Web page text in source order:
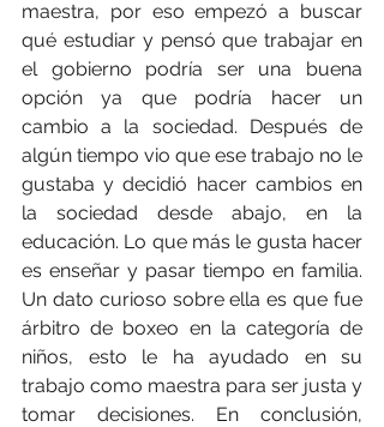
maestra, por eso empezó a buscar
qué estudiar y pensó que trabajar en
el gobierno podría ser una buena
opción ya que podría hacer un
cambio a la sociedad. Después de
algún tiempo vio que ese trabajo no le
gustaba y decidió hacer cambios en
la sociedad desde abajo, en la
educación. Lo que más le gusta hacer
es enseñar y pasar tiempo en familia.
Un dato curioso sobre ella es que fue
árbitro de boxeo en la categoría de
niños, esto le ha ayudado en su
trabajo como maestra para ser justa y
tomar decisiones. En conclusión,